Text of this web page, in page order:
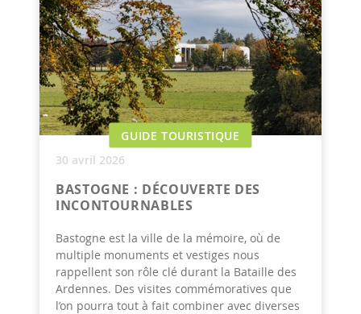
GUIDE TOURISTIQUE
30 avril 2026
BASTOGNE : DÉCOUVERTE DES
INCONTOURNABLES
Bastogne est la ville de la mémoire, où de
multiple monuments et vestiges nous
rappellent son rôle clé durant la Bataille des
Ardennes. Des visites commémoratives que
l’on pourra tout à fait combiner avec diverses